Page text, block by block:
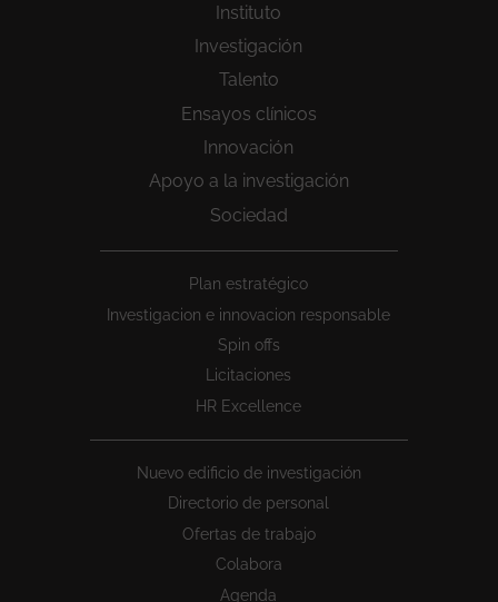
Instituto
Investigación
Talento
Ensayos clínicos
Innovación
Apoyo a la investigación
Sociedad
Plan estratégico
Investigacion e innovacion responsable
Spin offs
Licitaciones
HR Excellence
Nuevo edificio de investigación
Directorio de personal
Ofertas de trabajo
Colabora
Agenda